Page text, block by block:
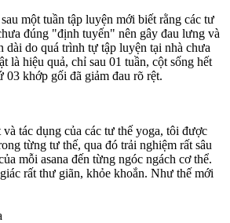
một tuần tập luyện mới biết rằng các tư
đúng "định tuyến" nên gây đau lưng và
dài do quá trình tự tập luyện tại nhà chưa
là hiệu quả, chỉ sau 01 tuần, cột sống hết
03 khớp gối đã giảm đau rõ rệt.
tác dụng của các tư thế yoga, tôi được
từng tư thế, qua đó trải nghiệm rất sâu
mỗi asana đến từng ngóc ngách cơ thể.
rất thư giãn, khỏe khoắn. Như thế mới